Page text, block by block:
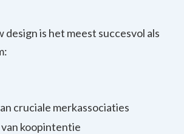
design is het meest succesvol als
cruciale merkassociaties
koopintentie